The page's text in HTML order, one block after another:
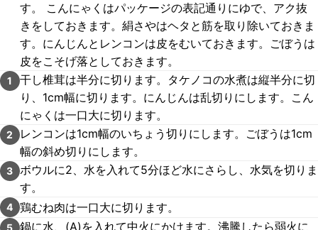
す。 こんにゃくはパッケージの表記通りにゆで、アク抜
きをしておきます。絹さやはヘタと筋を取り除いておきま
す。にんじんとレンコンは皮をむいておきます。ごぼうは
皮をこそげ落としておきます。
1
干し椎茸は半分に切ります。タケノコの水煮は縦半分に切
り、1cm幅に切ります。にんじんは乱切りにします。こん
にゃくは一口大に切ります。
2
レンコンは1cm幅のいちょう切りにします。ごぼうは1cm
幅の斜め切りにします。
3 ボウルに2、水を入れて5分ほど水にさらし、水気を切りま
す。
4 鶏むね肉は一口大に切ります。
5 鍋に水、(A)を入れて中火にかけます。沸騰したら弱火に